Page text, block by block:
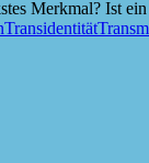
Merkmal? Ist
Transidentität